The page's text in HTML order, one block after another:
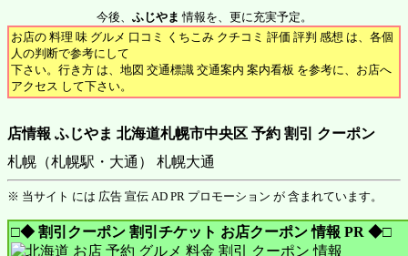
今後、 ふじやま 情報を、更に充実予定。
お店の 料理 味 グルメ 口コミ くちこみ クチコミ 評価 評判 感想 は、各個
人の判断で参考にして
下さい。行き方 は、地図 交通標識 交通案内 案内看板 を参考に、お店へ
アクセス して下さい。
店情報 ふじやま 北海道札幌市中央区 予約 割引 クーポン
札幌（札幌駅・大通） 札幌大通
※ 当サイト には 広告 宣伝 AD PR プロモーション が 含まれています。
□◆ 割引クーポン 割引チケット お店クーポン 情報 PR ◆□